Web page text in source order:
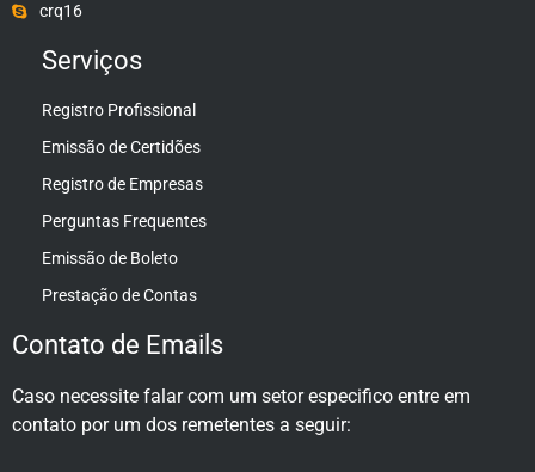
crq16
Serviços
Registro Profissional
Emissão de Certidões
Registro de Empresas
Perguntas Frequentes
Emissão de Boleto
Prestação de Contas
Contato de Emails
Caso necessite falar com um setor especifico entre em
contato por um dos remetentes a seguir: